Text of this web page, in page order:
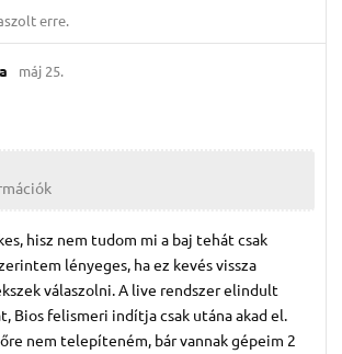
erre.
máj 25.
hisz nem tudom mi a baj tehát csak
lényeges, ha ez kevés vissza
válaszolni. A live rendszer elindult
Bios felismeri indítja csak utána akad el.
nem telepíteném, bár vannak gépeim 2